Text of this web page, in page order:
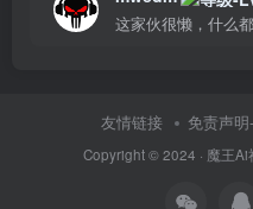
这家伙很懒，什么
友情链接 免责声明-
Copyright © 2024 · 魔王Ai